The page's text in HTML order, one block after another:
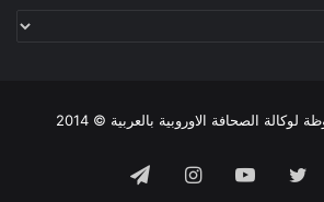
الصحافة الاوروبية بالعربية © 2014
تويتر يوتيوبانستقرامتيلقرام